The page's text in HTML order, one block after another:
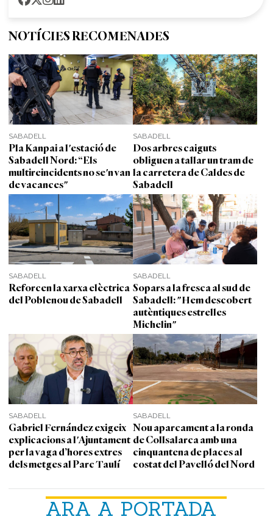
ARA A PORTADA
NOTÍCIES RECOMENADES
SABADELL
Pla Kanpai a l'estació de
Sabadell Nord: “Els
multireincidents no se'n van
de vacances"
SABADELL
Dos arbres caiguts
obliguen a tallar un tram de
la carretera de Caldes de
Sabadell
SABADELL
Reforcen la xarxa elèctrica
del Poblenou de Sabadell
SABADELL
Sopars a la fresca al sud de
Sabadell: "Hem descobert
autèntiques estrelles
Michelin"
SABADELL
Gabriel Fernández exigeix
explicacions a l'Ajuntament
per la vaga d’hores extres
dels metges al Parc Taulí
SABADELL
Nou aparcament a la ronda
de Collsalarca amb una
cinquantena de places al
costat del Pavelló del Nord